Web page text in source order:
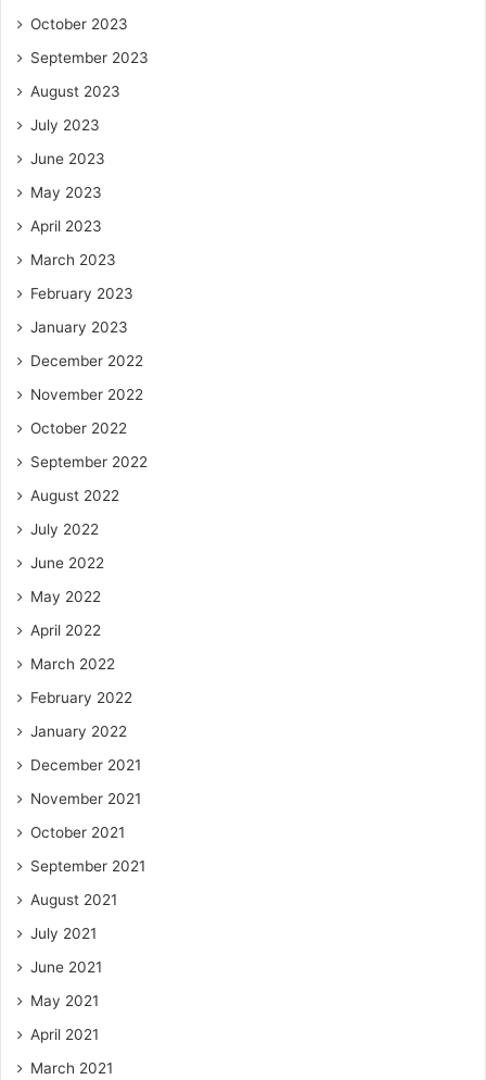
October 2023
September 2023
August 2023
July 2023
June 2023
May 2023
April 2023
March 2023
February 2023
January 2023
December 2022
November 2022
October 2022
September 2022
August 2022
July 2022
June 2022
May 2022
April 2022
March 2022
February 2022
January 2022
December 2021
November 2021
October 2021
September 2021
August 2021
July 2021
June 2021
May 2021
April 2021
March 2021